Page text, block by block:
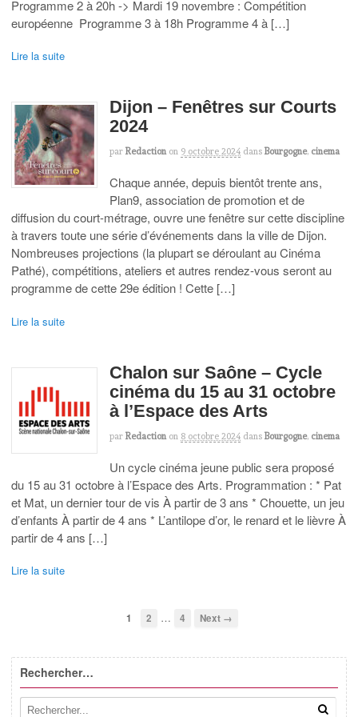
Programme 2 à 20h -> Mardi 19 novembre : Compétition
européenne Programme 3 à 18h Programme 4 à […]
Lire la suite
Dijon – Fenêtres sur Courts
2024
par Redaction on 9 octobre 2024 dans Bourgogne, cinema
Chaque année, depuis bientôt trente ans,
Plan9, association de promotion et de
diffusion du court-métrage, ouvre une fenêtre sur cette discipline
à travers toute une série d’événements dans la ville de Dijon.
Nombreuses projections (la plupart se déroulant au Cinéma
Pathé), compétitions, ateliers et autres rendez-vous seront au
programme de cette 29e édition ! Cette […]
Lire la suite
Chalon sur Saône – Cycle
cinéma du 15 au 31 octobre
à l’Espace des Arts
par Redaction on 8 octobre 2024 dans Bourgogne, cinema
Un cycle cinéma jeune public sera proposé
du 15 au 31 octobre à l’Espace des Arts. Programmation : * Pat
et Mat, un dernier tour de vis À partir de 3 ans * Chouette, un jeu
d’enfants À partir de 4 ans * L’antilope d’or, le renard et le lièvre À
partir de 4 ans […]
Lire la suite
1 2 … 4 Next →
Rechercher…